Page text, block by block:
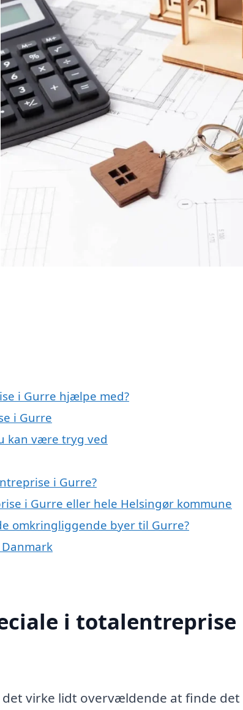
i Gurre hjælpe med?
i Gurre
kan være tryg ved
i Gurre?
i Gurre eller hele Helsingør kommune
omkringliggende byer til Gurre?
i totalentreprise
virke lidt overvældende at finde